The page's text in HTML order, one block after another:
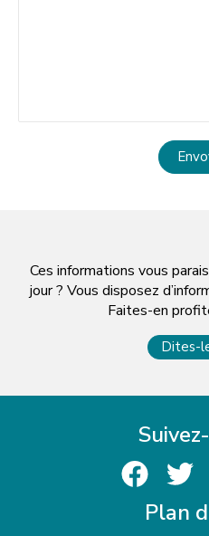
Ces informations vous
jour ? Vous disposez
Faites-en
Dites-
Plan